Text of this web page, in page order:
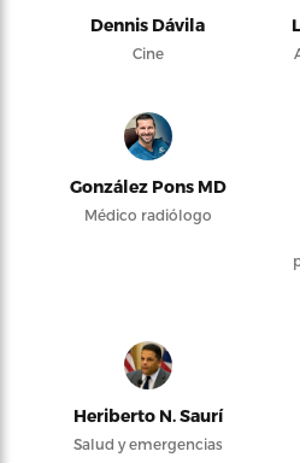
Dennis Dávila
Cine
González Pons MD
Médico radiólogo
Heriberto N. Saurí
Salud y emergencias